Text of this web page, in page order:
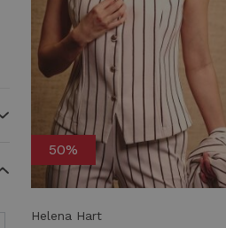
50%
Helena Hart